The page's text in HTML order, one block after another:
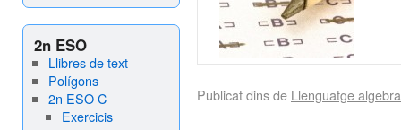
2n ESO
Llibres de text
Polígons
2n ESO C
Exercicis
Publicat dins de Llenguatge